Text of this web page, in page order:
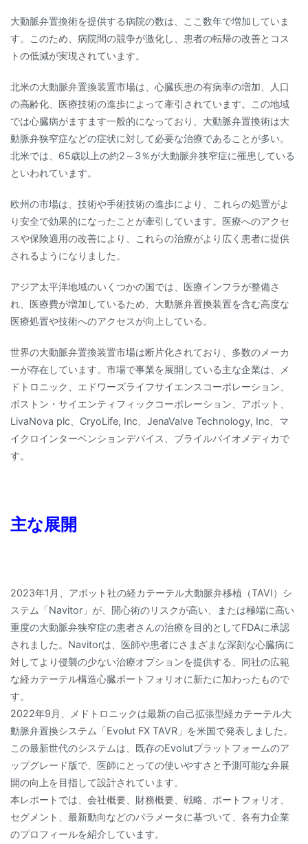
大動脈弁置換術を提供する病院の数は、ここ数年で増加していま
す。このため、病院間の競争が激化し、患者の転帰の改善とコス
トの低減が実現されています。
北米の大動脈弁置換装置市場は、心臓疾患の有病率の増加、人口
の高齢化、医療技術の進歩によって牽引されています。この地域
では心臓病がますます一般的になっており、大動脈弁置換術は大
動脈弁狭窄症などの症状に対して必要な治療であることが多い。
北米では、65歳以上の約2～3％が大動脈弁狭窄症に罹患している
といわれています。
欧州の市場は、技術や手術技術の進歩により、これらの処置がよ
り安全で効果的になったことが牽引しています。医療へのアクセ
スや保険適用の改善により、これらの治療がより広く患者に提供
されるようになりました。
アジア太平洋地域のいくつかの国では、医療インフラが整備さ
れ、医療費が増加しているため、大動脈弁置換装置を含む高度な
医療処置や技術へのアクセスが向上している。
世界の大動脈弁置換装置市場は断片化されており、多数のメーカ
ーが存在しています。市場で事業を展開している主な企業は、メ
ドトロニック、エドワーズライフサイエンスコーポレーション、
ボストン・サイエンティフィックコーポレーション、アボット、
LivaNova plc、CryoLife, Inc、JenaValve Technology, Inc、マ
イクロインターベンションデバイス、ブライルバイオメディカで
す。
主な展開
2023年1月、アボット社の経カテーテル大動脈弁移植（TAVI）シ
ステム「Navitor」が、開心術のリスクが高い、または極端に高い
重度の大動脈弁狭窄症の患者さんの治療を目的としてFDAに承認
されました。Navitorは、医師や患者にさまざまな深刻な心臓病に
対してより侵襲の少ない治療オプションを提供する、同社の広範
な経カテーテル構造心臓ポートフォリオに新たに加わったもので
す。
2022年9月、メドトロニックは最新の自己拡張型経カテーテル大
動脈弁置換システム「Evolut FX TAVR」を米国で発表しました。
この最新世代のシステムは、既存のEvolutプラットフォームのア
ップグレード版で、医師にとっての使いやすさと予測可能な弁展
開の向上を目指して設計されています。
本レポートでは、会社概要、財務概要、戦略、ポートフォリオ、
セグメント、最新動向などのパラメータに基づいて、各有力企業
のプロフィールを紹介しています。